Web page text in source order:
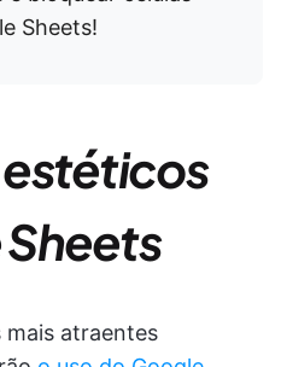
Sheets!
mais atraentes